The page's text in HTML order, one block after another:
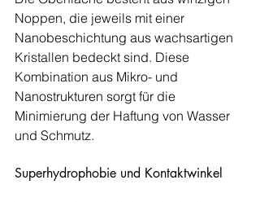
Noppen, die jeweils mit einer
Nanobeschichtung aus wachsartigen
Kristallen bedeckt sind. Diese
Kombination aus Mikro- und
Nanostrukturen sorgt für die
Minimierung der Haftung von Wasser
und Schmutz.
Superhydrophobie und Kontaktwinkel